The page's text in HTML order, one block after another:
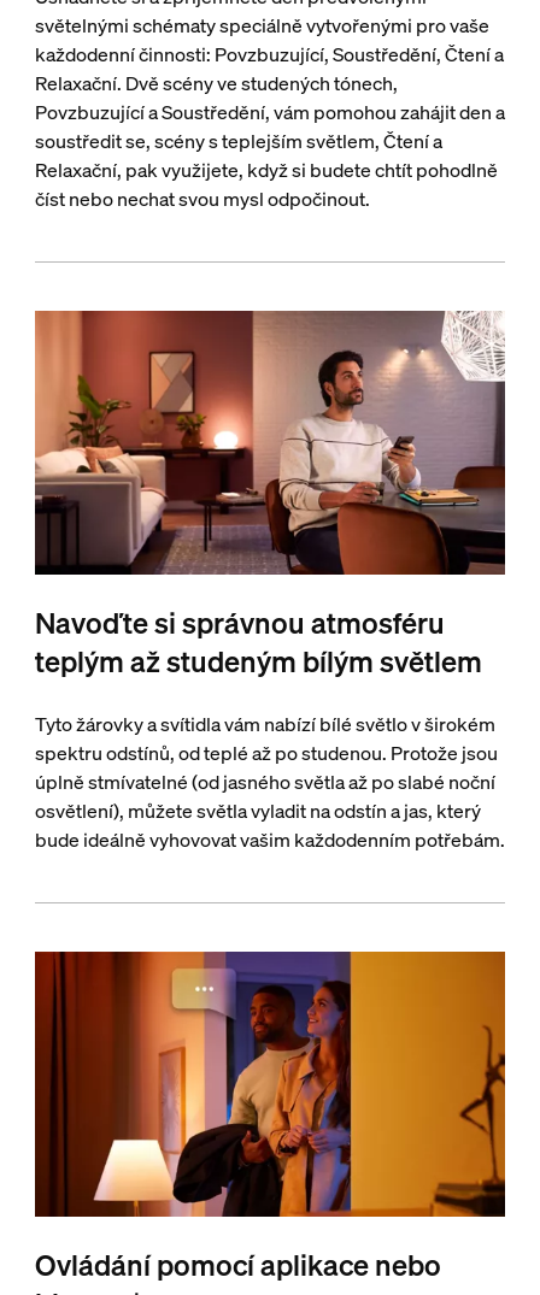
světelnými schématy speciálně vytvořenými pro vaše
každodenní činnosti: Povzbuzující, Soustředění, Čtení a
Relaxační. Dvě scény ve studených tónech,
Povzbuzující a Soustředění, vám pomohou zahájit den a
soustředit se, scény s teplejším světlem, Čtení a
Relaxační, pak využijete, když si budete chtít pohodlně
číst nebo nechat svou mysl odpočinout.
Navoďte si správnou atmosféru
teplým až studeným bílým světlem
Tyto žárovky a svítidla vám nabízí bílé světlo v širokém
spektru odstínů, od teplé až po studenou. Protože jsou
úplně stmívatelné (od jasného světla až po slabé noční
osvětlení), můžete světla vyladit na odstín a jas, který
bude ideálně vyhovovat vašim každodenním potřebám.
Ovládání pomocí aplikace nebo